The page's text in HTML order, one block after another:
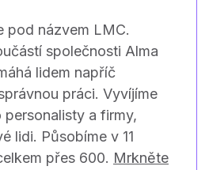
pod názvem LMC.
společnosti Alma
lidem napříč
práci. Vyvíjíme
a firmy,
lidi. Působíme v 11
přes 600. Mrkněte